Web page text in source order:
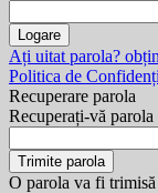
Ați uitat parola?
Politica de
Recuperare parola
Recuperați-vă parola
O parola va fi trimisă